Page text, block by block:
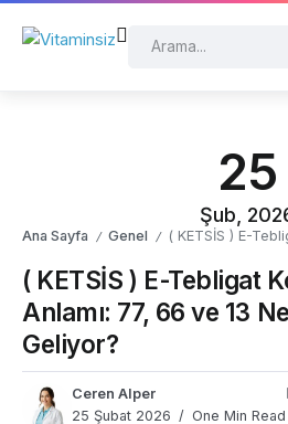
25
Şub,
Ana Sayfa / Genel / ( KETSİS ) E-Tebligat
( KETSİS ) E-Tebligat
Anlamı: 77, 66 ve 13
Geliyor?
Ceren Alper
25 Şubat 2026
One Min Read